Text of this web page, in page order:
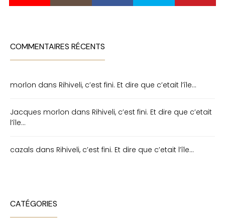
COMMENTAIRES RÉCENTS
morlon dans Rihiveli, c’est fini. Et dire que c’etait l’île…
Jacques morlon dans Rihiveli, c’est fini. Et dire que c’etait
l’île…
cazals dans Rihiveli, c’est fini. Et dire que c’etait l’île…
CATÉGORIES